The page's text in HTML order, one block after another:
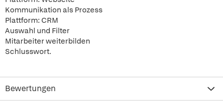
Kommunikation als Prozess
Plattform: CRM
Auswahl und Filter
Mitarbeiter weiterbilden
Schlusswort.
Bewertungen